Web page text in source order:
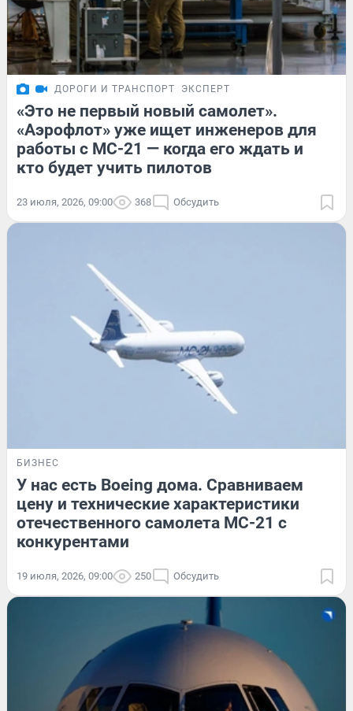
ДОРОГИ И ТРАНСПОРТ ЭКСПЕРТ
«Это не первый новый самолет».
«Аэрофлот» уже ищет инженеров для
работы с МС-21 — когда его ждать и
кто будет учить пилотов
23 июля, 2026, 09:00 368 Обсудить
БИЗНЕС
У нас есть Boeing дома. Сравниваем
цену и технические характеристики
отечественного самолета МС-21 с
конкурентами
19 июля, 2026, 09:00 250 Обсудить